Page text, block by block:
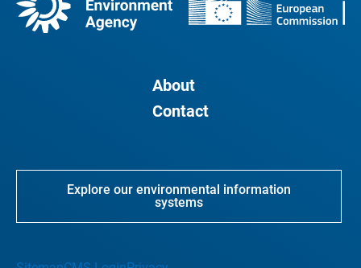
About
Contact
Explore our environmental information
systems